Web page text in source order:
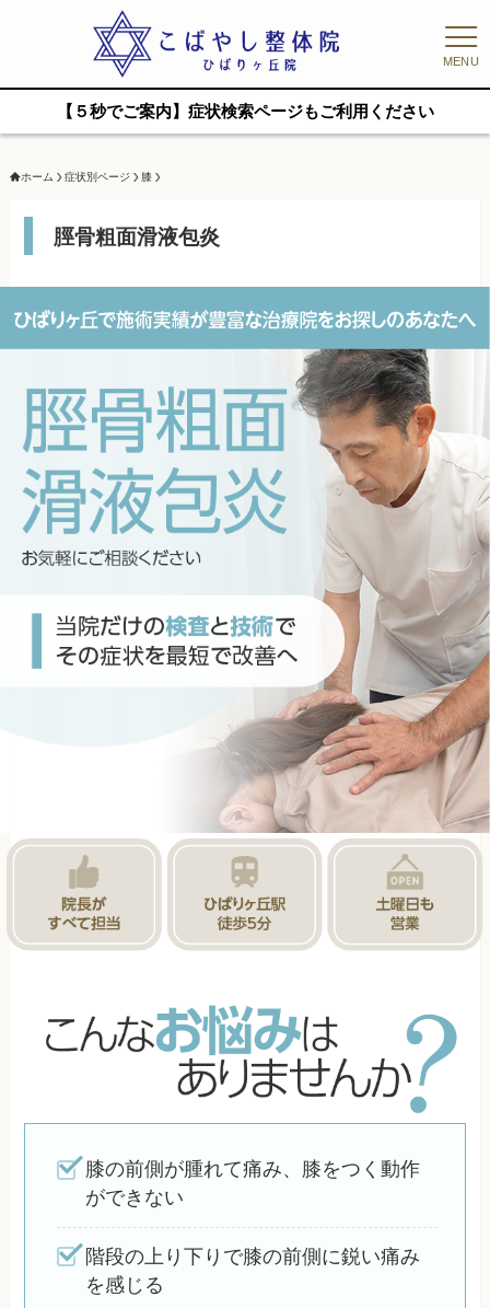
MENU
【５秒でご案内】症状検索ページもご利用ください
ホーム 症状別ページ 膝
脛骨粗面滑液包炎
膝の前側が腫れて痛み、膝をつく動作
ができない
階段の上り下りで膝の前側に鋭い痛み
を感じる